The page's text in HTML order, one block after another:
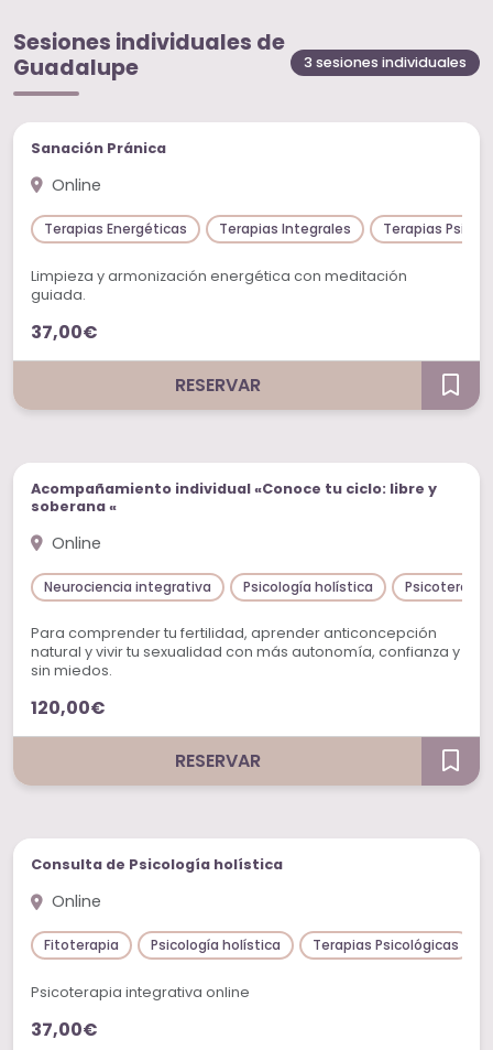
Sesiones individuales de
Guadalupe
3 sesiones individuales
Sesiones individuales
Sanación Pránica
Online
Terapias Energéticas Terapias Integrales Terapias
Limpieza y armonización energética con meditación
guiada.
37,00€
RESERVAR
Sesiones individuales
Acompañamiento individual «Conoce tu ciclo: libre y
soberana «
Online
Neurociencia integrativa Psicología holística Psicoterapia
Para comprender tu fertilidad, aprender anticoncepción
natural y vivir tu sexualidad con más autonomía, confianza y
sin miedos.
120,00€
RESERVAR
Sesiones individuales
Consulta de Psicología holística
Online
Fitoterapia Psicología holística Terapias Psicológicas
Psicoterapia integrativa online
37,00€